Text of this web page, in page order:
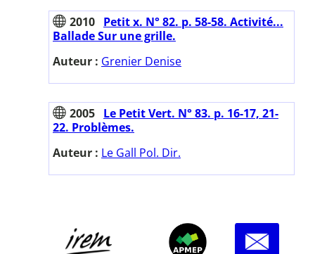
2010 Petit x. N° 82. p. 58-58. Activité...
Ballade Sur une grille.
Auteur : Grenier Denise
2005 Le Petit Vert. N° 83. p. 16-17, 21-
22. Problèmes.
Auteur : Le Gall Pol. Dir.